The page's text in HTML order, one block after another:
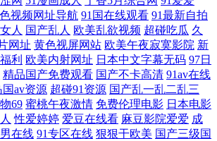
性生活剧场 色色日女人 成人福利99 亚洲熟女乱综合
区 91亚洲乱码精品久久 午夜蜜桃888不卡 欧美日韩
久久 91看女 五月婷婷深爱激情网 九一社区在线观
91熟女视频播放 影音先锋欧美色A片 欧美性猛交久
视频网址导航 91国在线观看 91最新自拍
人 国产乱人 欧美乱欲视频 超碰吃瓜 久
网址 黄色视屏网站 欧美午夜寂寞影院 新
利 欧美内射网址 日本中文字幕无码 97日
精品国产免费观看 国产不卡高清 91av在线
国av资源 超碰91资源 国产乱一乱二乱三
69 蜜桃午夜激情 免费伦理电影 日本电影
性爱婷婷 爱豆在线看 麻豆影院爱爱 成
在线 91专区在线 狠狠干欧美 国产三级国